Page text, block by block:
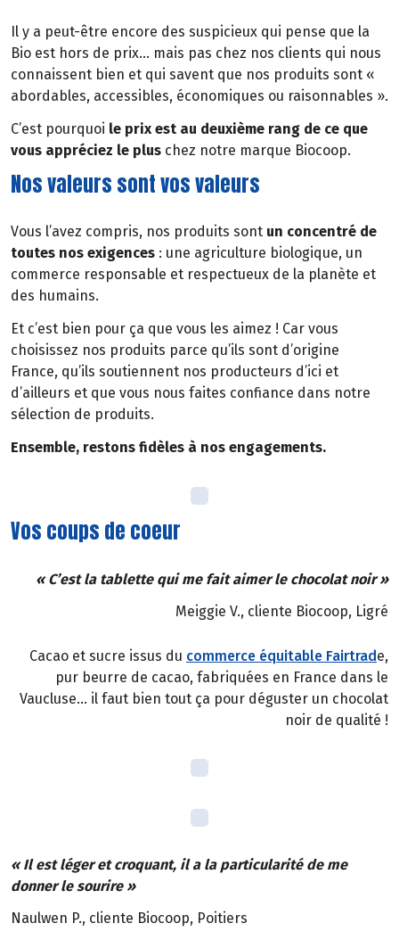
Il y a peut-être encore des suspicieux qui pense que la
Bio est hors de prix… mais pas chez nos clients qui nous
connaissent bien et qui savent que nos produits sont «
abordables, accessibles, économiques ou raisonnables ».
C’est pourquoi le prix est au deuxième rang de ce que
vous appréciez le plus chez notre marque Biocoop.
Nos valeurs sont vos valeurs
Vous l’avez compris, nos produits sont un concentré de
toutes nos exigences : une agriculture biologique, un
commerce responsable et respectueux de la planète et
des humains.
Et c’est bien pour ça que vous les aimez ! Car vous
choisissez nos produits parce qu’ils sont d’origine
France, qu’ils soutiennent nos producteurs d’ici et
d’ailleurs et que vous nous faites confiance dans notre
sélection de produits.
Ensemble, restons fidèles à nos engagements.
Vos coups de coeur
« C’est la tablette qui me fait aimer le chocolat noir »
Meiggie V., cliente Biocoop, Ligré
Cacao et sucre issus du commerce équitable Fairtrade,
pur beurre de cacao, fabriquées en France dans le
Vaucluse… il faut bien tout ça pour déguster un chocolat
noir de qualité !
« Il est léger et croquant, il a la particularité de me
donner le sourire »
Naulwen P., cliente Biocoop, Poitiers